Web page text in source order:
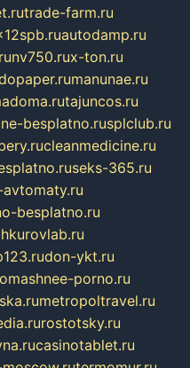
trade-farm.ru
autodamp.ru
nv750.rux-ton.ru
manunae.ru
tajuncos.ru
besplatno.rusplclub.ru
cleanmedicine.ru
seks-365.ru
besplatno.ru
don-ykt.ru
porno.ru
metropoltravel.ru
rostotsky.ru
casinotablet.ru